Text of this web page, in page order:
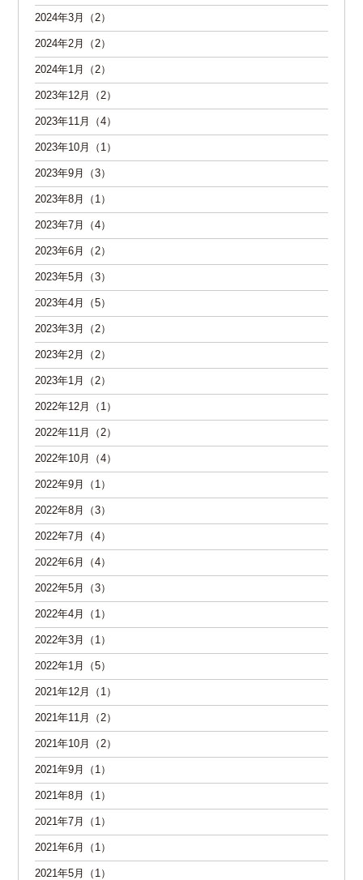
2024年3月（2）
2024年2月（2）
2024年1月（2）
2023年12月（2）
2023年11月（4）
2023年10月（1）
2023年9月（3）
2023年8月（1）
2023年7月（4）
2023年6月（2）
2023年5月（3）
2023年4月（5）
2023年3月（2）
2023年2月（2）
2023年1月（2）
2022年12月（1）
2022年11月（2）
2022年10月（4）
2022年9月（1）
2022年8月（3）
2022年7月（4）
2022年6月（4）
2022年5月（3）
2022年4月（1）
2022年3月（1）
2022年1月（5）
2021年12月（1）
2021年11月（2）
2021年10月（2）
2021年9月（1）
2021年8月（1）
2021年7月（1）
2021年6月（1）
2021年5月（1）